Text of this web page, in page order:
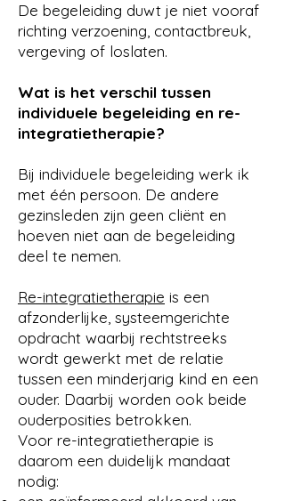
De begeleiding duwt je niet vooraf
richting verzoening, contactbreuk,
vergeving of loslaten.
Wat is het verschil tussen
individuele begeleiding en re-
integratietherapie?
Bij individuele begeleiding werk ik
met één persoon. De andere
gezinsleden zijn geen cliënt en
hoeven niet aan de begeleiding
deel te nemen.
Re-integratietherapie is een
afzonderlijke, systeemgerichte
opdracht waarbij rechtstreeks
wordt gewerkt met de relatie
tussen een minderjarig kind en een
ouder. Daarbij worden ook beide
ouderposities betrokken.
Voor re-integratietherapie is
daarom een duidelijk mandaat
nodig: